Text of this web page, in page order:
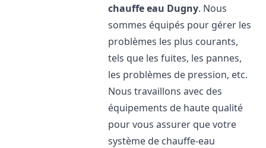
chauffe eau Dugny. Nous
sommes équipés pour gérer les
problèmes les plus courants,
tels que les fuites, les pannes,
les problèmes de pression, etc.
Nous travaillons avec des
équipements de haute qualité
pour vous assurer que votre
système de chauffe-eau